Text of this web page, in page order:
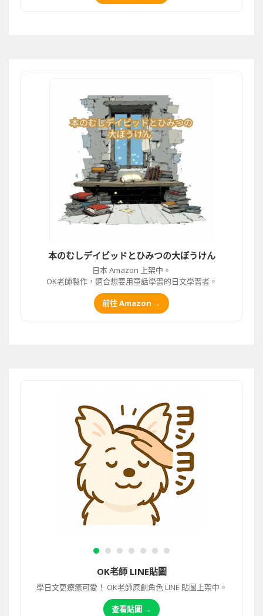
本のむしデイビッドとひみつの大ぼうけん
日本 Amazon 上架中。
OK老師製作，適合想要用童話學習的日文學習者。
前往 Amazon →
OK老師 LINE貼圖
學日文更療癒可愛！ OK老師原創角色 LINE 貼圖上架中。
查看貼圖 →